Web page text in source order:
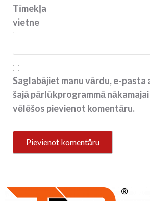
Tīmekļa
vietne
Saglabājiet manu vārdu, e-pasta
šajā pārlūkprogrammā
vēlēšos pievienot komentāru.